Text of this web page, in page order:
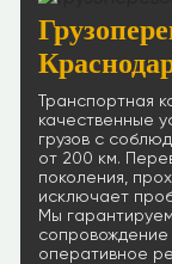
Транспортная
качественные
грузов с
от 200 км.
поколения,
исключает
Мы
сопровождение
оперативное